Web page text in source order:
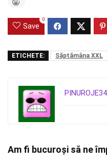
Save
0
ETICHETE: Săptămâna XXL
PINUROJE34
Am fi bucuroși să ne